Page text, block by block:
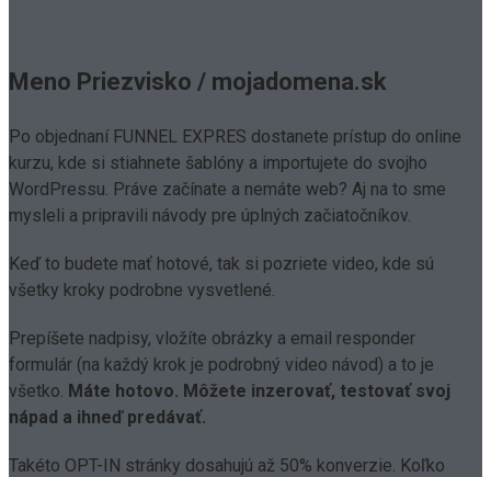
Meno Priezvisko / mojadomena.sk
Po objednaní FUNNEL EXPRES dostanete prístup do online
kurzu, kde si stiahnete šablóny a importujete do svojho
WordPressu. Práve začínate a nemáte web? Aj na to sme
mysleli a pripravili návody pre úplných začiatočníkov.
Keď to budete mať hotové, tak si pozriete video, kde sú
všetky kroky podrobne vysvetlené.
Prepíšete nadpisy, vložíte obrázky a email responder
formulár (na každý krok je podrobný video návod) a to je
všetko. Máte hotovo. Môžete inzerovať, testovať svoj
nápad a ihneď predávať.
Takéto OPT-IN stránky dosahujú až 50% konverzie. Koľko